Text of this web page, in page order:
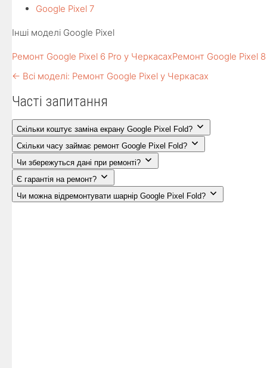
Google Pixel 7
Інші моделі Google Pixel
Ремонт Google Pixel 6 Pro у ЧеркасахРемонт Google Pixel
← Всі моделі: Ремонт Google Pixel у Черкасах
Часті запитання
Скільки коштує заміна екрану Google Pixel Fold?
Скільки часу займає ремонт Google Pixel Fold?
Чи збережуться дані при ремонті?
Є гарантія на ремонт?
Чи можна відремонтувати шарнір Google Pixel Fold?